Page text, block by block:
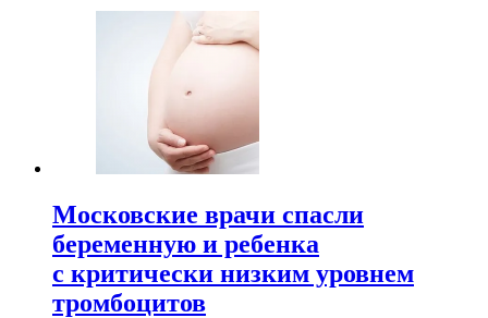
Московские врачи спасли
беременную и ребенка
с критически низким уровнем
тромбоцитов